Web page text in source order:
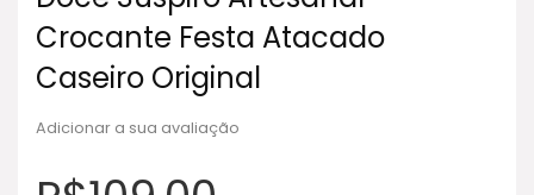
Crocante Festa Atacado
Caseiro Original
Adicionar a sua avaliação